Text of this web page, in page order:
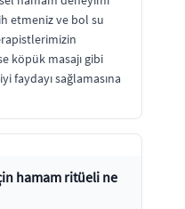
etmeniz ve bol su
köpük masajı gibi
faydayı sağlamasına
hamam ritüeli ne